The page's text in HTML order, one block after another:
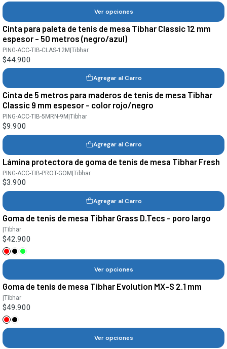
Ver opciones
Cinta para paleta de tenis de mesa Tibhar Classic 12 mm
espesor - 50 metros (negro/azul)
PING-ACC-TIB-CLAS-12M|Tibhar
$44.900
Agregar al Carro
Cinta de 5 metros para maderos de tenis de mesa Tibhar
Classic 9 mm espesor - color rojo/negro
PING-ACC-TIB-5MRN-9M |Tibhar
$9.900
Agregar al Carro
Lámina protectora de goma de tenis de mesa Tibhar Fresh
PING-ACC-TIB-PROT-GOM|Tibhar
$3.900
Agregar al Carro
Goma de tenis de mesa Tibhar Grass D.Tecs - poro largo
|Tibhar
$42.900
Ver opciones
Goma de tenis de mesa Tibhar Evolution MX-S 2.1 mm
|Tibhar
$49.900
Ver opciones